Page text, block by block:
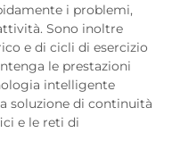
i problemi,
Sono inoltre
e di cicli di esercizio
le prestazioni
intelligente
soluzione di continuità
e le reti di